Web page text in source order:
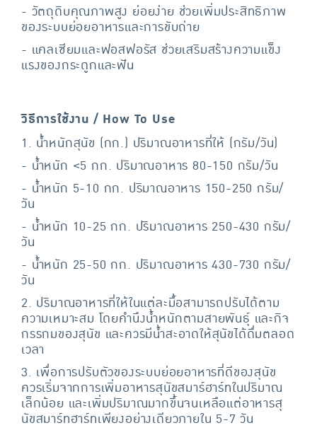
- วัตถุดิบคุณภาพสูง ย่อยง่าย ช่วยเพิ่มประสิทธิภาพ
ของระบบย่อยอาหารและการขับถ่าย
- แคลเซียมและฟอสฟอรัส ช่วยเสริมสร้างความแข็ง
แรงของกระดูกและฟัน
วิธีการใช้งาน / How To Use
1. น้ำหนักสุนัข (กก.) ปริมาณอาหารที่ให้ (กรัม/วัน)
- น้ำหนัก <5 กก. ปริมาณอาหาร 80-150 กรัม/วัน
- น้ำหนัก 5-10 กก. ปริมาณอาหาร 150-250 กรัม/
วัน
- น้ำหนัก 10-25 กก. ปริมาณอาหาร 250-430 กรัม/
วัน
- น้ำหนัก 25-50 กก. ปริมาณอาหาร 430-730 กรัม/
วัน
2. ปริมาณอาหารที่ให้ในแต่ละมื้อสามารถปรับได้ตาม
ความเหมาะสม โดยคำนึงน้ำหนักตามสายพันธุ์ และกิจ
กรรกมของสุนัข และควรมีน้ำสะอาดให้สุนัขได้ดื่มตลอด
เวลา
3. เพื่อการปรับตัวของระบบย่อยอาหารที่ดีของสุนัข
ควรเริ่มจากการเพิ่มอาหารสุนัขสมาร์ฮาร์ทในปริมาณ
เล็กน้อย และเพิ่มปริมาณมากขึ้นจนเหลือแต่อาหารสุ
นัขสมาร์ทฮาร์ทเพียงอย่างเดียวภายใน 5-7 วัน